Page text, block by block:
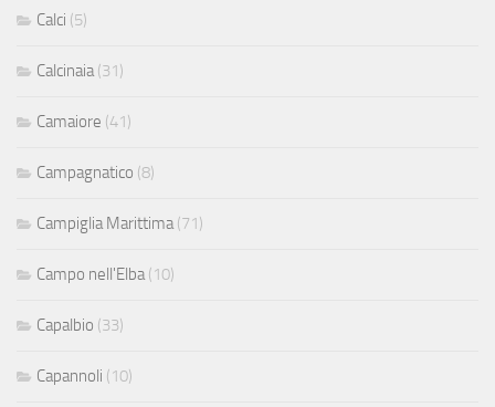
Calci (5)
Calcinaia (31)
Camaiore (41)
Campagnatico (8)
Campiglia Marittima (71)
Campo nell'Elba (10)
Capalbio (33)
Capannoli (10)